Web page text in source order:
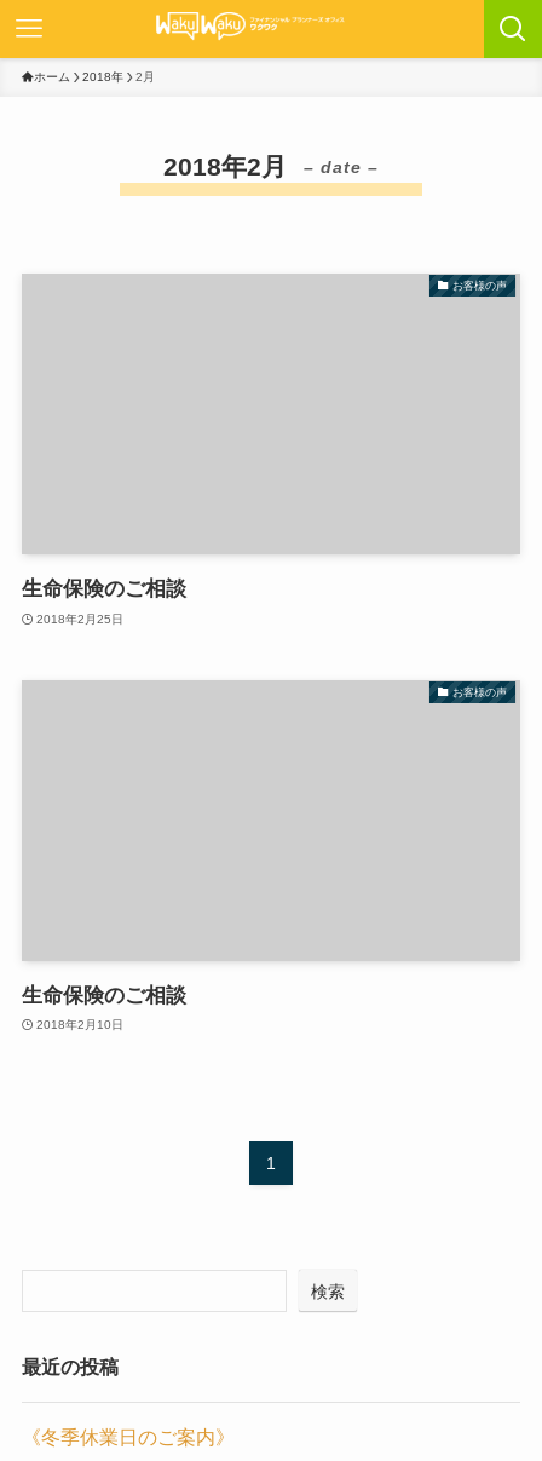
ホーム 2018年 2月
2018年2月 – date –
お客様の声
生命保険のご相談
2018年2月25日
お客様の声
生命保険のご相談
2018年2月10日
1
検索
最近の投稿
《冬季休業日のご案内》